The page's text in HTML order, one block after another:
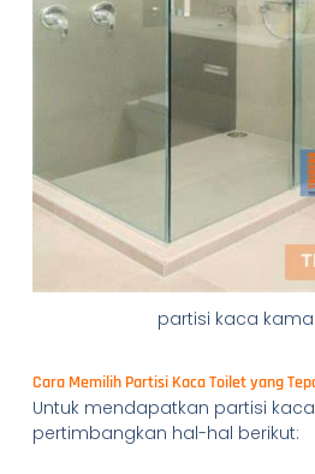
partisi kaca
Cara Memilih Partisi Kaca Toilet yang
Untuk mendapatkan partisi
pertimbangkan hal-hal berikut: